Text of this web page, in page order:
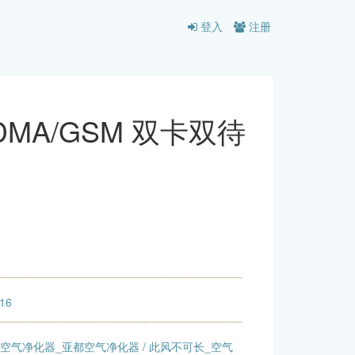
登入 注册
GSM 双卡双待
气净化器_亚都空气净化器 / 此风不可长_空气